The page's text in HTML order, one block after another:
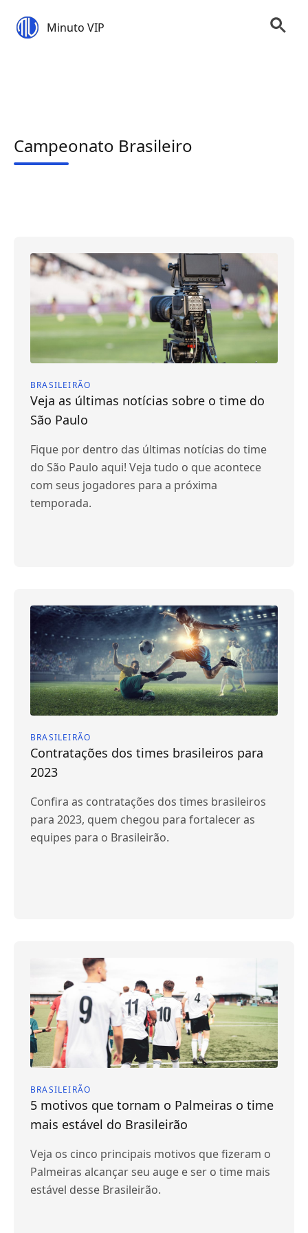
Minuto VIP
Campeonato Brasileiro
BRASILEIRÃO
Veja as últimas notícias sobre o time do
São Paulo
Fique por dentro das últimas notícias do time
do São Paulo aqui! Veja tudo o que acontece
com seus jogadores para a próxima
temporada.
BRASILEIRÃO
Contratações dos times brasileiros para
2023
Confira as contratações dos times brasileiros
para 2023, quem chegou para fortalecer as
equipes para o Brasileirão.
BRASILEIRÃO
5 motivos que tornam o Palmeiras o time
mais estável do Brasileirão
Veja os cinco principais motivos que fizeram o
Palmeiras alcançar seu auge e ser o time mais
estável desse Brasileirão.